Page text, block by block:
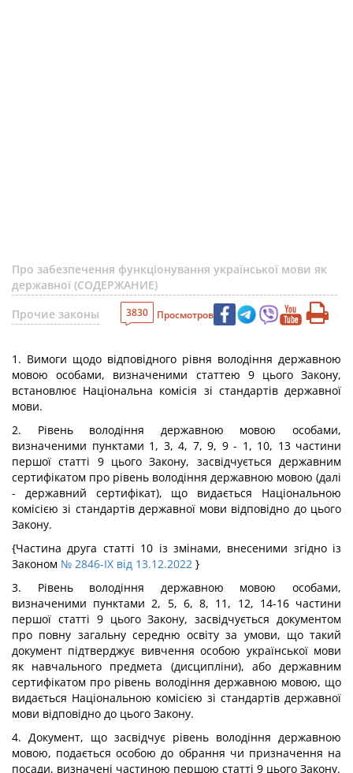
Про забезпечення функціонування української мови як
державної (СОДЕРЖАНИЕ)
Прочие законы
3830 Просмотров
1. Вимоги щодо відповідного рівня володіння державною
мовою особами, визначеними статтею 9 цього Закону,
встановлює Національна комісія зі стандартів державної
мови.
2. Рівень володіння державною мовою особами,
визначеними пунктами 1, 3, 4, 7, 9, 9 - 1, 10, 13 частини
першої статті 9 цього Закону, засвідчується державним
сертифікатом про рівень володіння державною мовою (далі
- державний сертифікат), що видається Національною
комісією зі стандартів державної мови відповідно до цього
Закону.
{Частина друга статті 10 із змінами, внесеними згідно із
Законом № 2846-IX від 13.12.2022 }
3. Рівень володіння державною мовою особами,
визначеними пунктами 2, 5, 6, 8, 11, 12, 14-16 частини
першої статті 9 цього Закону, засвідчується документом
про повну загальну середню освіту за умови, що такий
документ підтверджує вивчення особою української мови
як навчального предмета (дисципліни), або державним
сертифікатом про рівень володіння державною мовою, що
видається Національною комісією зі стандартів державної
мови відповідно до цього Закону.
4. Документ, що засвідчує рівень володіння державною
мовою, подається особою до обрання чи призначення на
посади, визначені частиною першою статті 9 цього Закону.